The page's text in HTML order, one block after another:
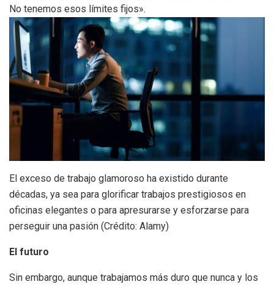
No tenemos esos límites fijos».
El exceso de trabajo glamoroso ha existido durante
décadas, ya sea para glorificar trabajos prestigiosos en
oficinas elegantes o para apresurarse y esforzarse para
perseguir una pasión (Crédito: Alamy)
El futuro
Sin embargo, aunque trabajamos más duro que nunca y los